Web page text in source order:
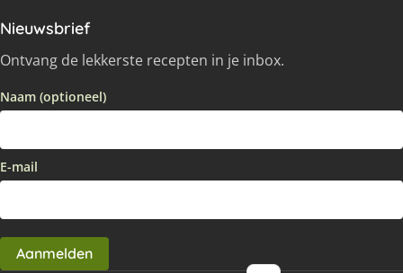
Nieuwsbrief
Ontvang de lekkerste recepten in je inbox.
Naam (optioneel)
E-mail
Aanmelden